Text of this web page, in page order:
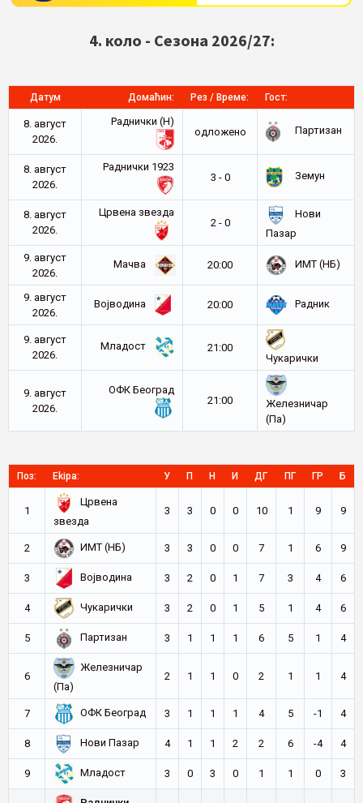
4. коло - Сезона 2026/27:
Датум Домаћин: Рез / Време: Гост:
8. август
2026.
Раднички (Н)
oдложено
Партизан
8. август
2026.
Раднички 1923
3 - 0
Земун
8. август
2026.
Црвена звезда
2 - 0
Нови
Пазар
9. август
2026.
Мачва 20:00 ИМТ (НБ)
9. август
2026.
Војводина 20:00 Радник
9. август
2026.
Младост
21:00
Чукарички
9. август
2026.
ОФК Београд
21:00
Железничар
(Па)
Поз: Ekipa: У П Н И ДГ ПГ ГР Б
1
Црвена
звезда
3 3 0 0 10 1 9 9
2 ИМТ (НБ) 3 3 0 0 7 1 6 9
3 Војводина 3 2 0 1 7 3 4 6
4 Чукарички 3 2 0 1 5 1 4 6
5 Партизан 3 1 1 1 6 5 1 4
6
Железничар
(Па)
2 1 1 0 2 1 1 4
7 ОФК Београд 3 1 1 1 4 5 -1 4
8 Нови Пазар 4 1 1 2 2 6 -4 4
9 Младост 3 0 3 0 1 1 0 3